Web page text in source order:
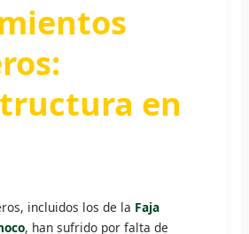
en
incluidos los de la Faja
, han sufrido por falta de